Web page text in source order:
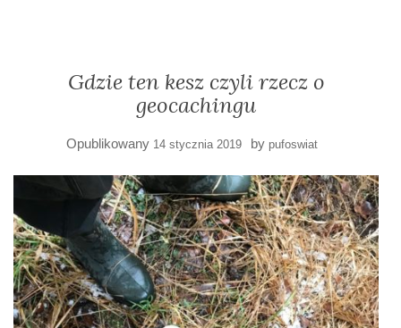
Gdzie ten kesz czyli rzecz o
geocachingu
Opublikowany 14 stycznia 2019 by pufoswiat